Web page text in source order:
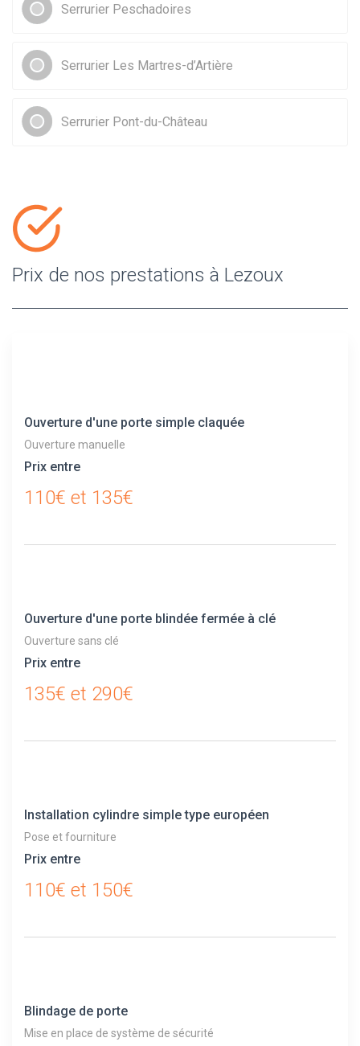
Serrurier Peschadoires
Serrurier Les Martres-d’Artière
Serrurier Pont-du-Château
Prix de nos prestations à Lezoux
Ouverture d'une porte simple claquée
Ouverture manuelle
Prix entre
110€ et 135€
Ouverture d'une porte blindée fermée à clé
Ouverture sans clé
Prix entre
135€ et 290€
Installation cylindre simple type européen
Pose et fourniture
Prix entre
110€ et 150€
Blindage de porte
Mise en place de système de sécurité